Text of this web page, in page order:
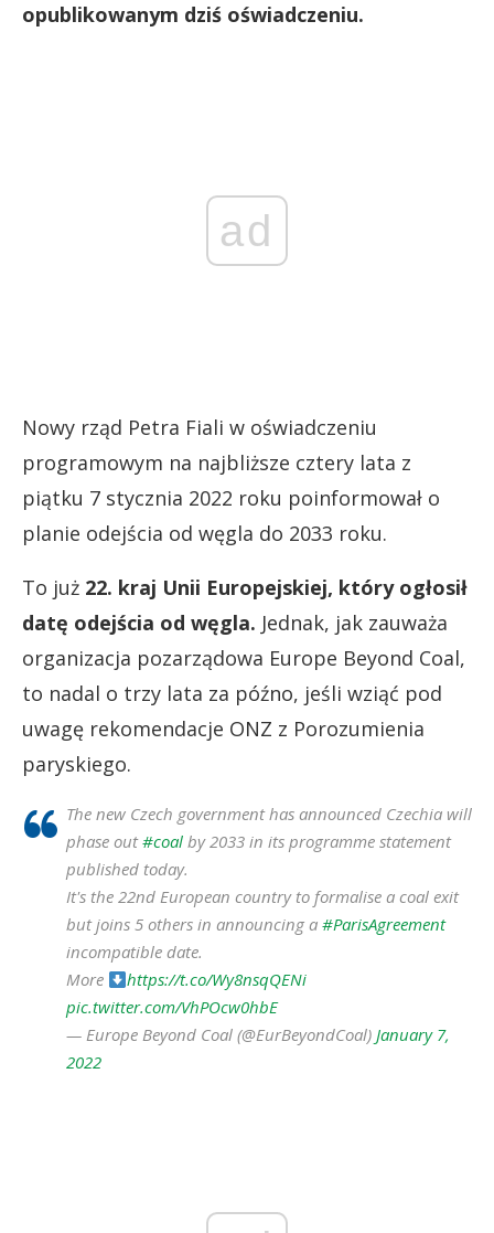
opublikowanym dziś oświadczeniu.
ad
Nowy rząd Petra Fiali w oświadczeniu
programowym na najbliższe cztery lata z
piątku 7 stycznia 2022 roku poinformował o
planie odejścia od węgla do 2033 roku.
To już 22. kraj Unii Europejskiej, który ogłosił
datę odejścia od węgla. Jednak, jak zauważa
organizacja pozarządowa Europe Beyond Coal,
to nadal o trzy lata za późno, jeśli wziąć pod
uwagę rekomendacje ONZ z Porozumienia
paryskiego.
The new Czech government has announced Czechia will
phase out#coal by 2033 in its programme statement
published today.
It's the 22nd European country to formalise a coal exit
but joins 5 others in announcing a #ParisAgreement
incompatible date.
More
https://t.co/Wy8nsqQENi
pic.twitter.com/VhPOcw0hbE
— Europe Beyond Coal (@EurBeyondCoal) January 7,
2022